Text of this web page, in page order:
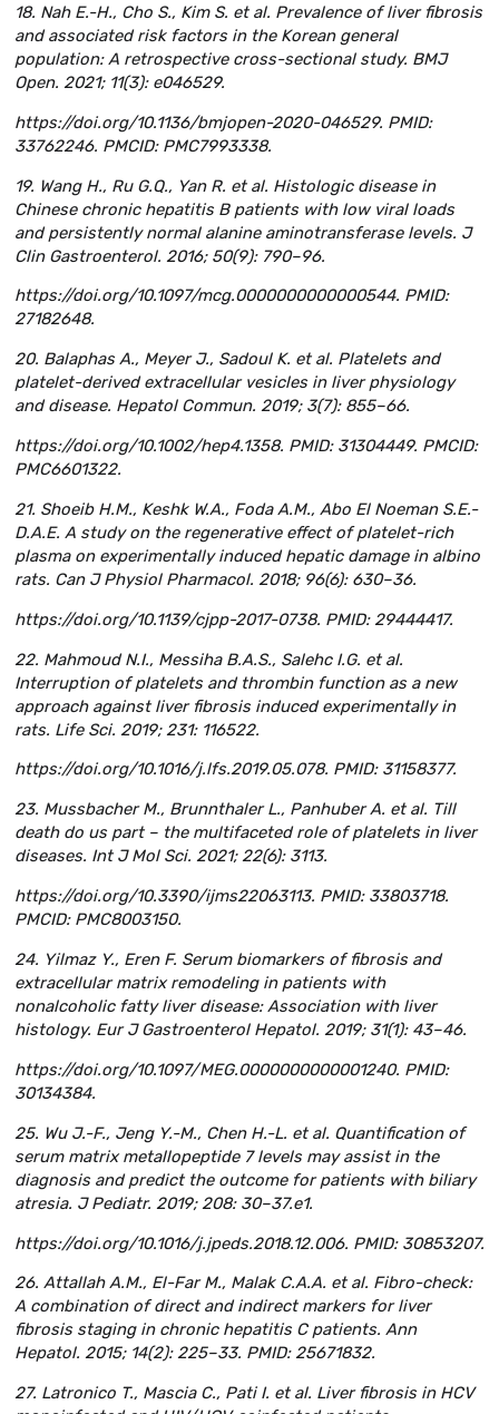
18. Nah E.-H., Cho S., Kim S. et al. Prevalence of liver fibrosis
and associated risk factors in the Korean general
population: A retrospective cross-sectional study. BMJ
Open. 2021; 11(3): e046529.
https://doi.org/10.1136/bmjopen-2020-046529. PMID:
33762246. PMCID: PMC7993338.
19. Wang H., Ru G.Q., Yan R. et al. Histologic disease in
Chinese chronic hepatitis B patients with low viral loads
and persistently normal alanine aminotransferase levels. J
Clin Gastroenterol. 2016; 50(9): 790–96.
https://doi.org/10.1097/mcg.0000000000000544. PMID:
27182648.
20. Balaphas A., Meyer J., Sadoul K. et al. Platelets and
platelet-derived extracellular vesicles in liver physiology
and disease. Hepatol Commun. 2019; 3(7): 855–66.
https://doi.org/10.1002/hep4.1358. PMID: 31304449. PMCID:
PMC6601322.
21. Shoeib H.M., Keshk W.A., Foda A.M., Abo El Noeman S.E.-
D.A.E. A study on the regenerative effect of platelet-rich
plasma on experimentally induced hepatic damage in albino
rats. Can J Physiol Pharmacol. 2018; 96(6): 630–36.
https://doi.org/10.1139/cjpp-2017-0738. PMID: 29444417.
22. Mahmoud N.I., Messiha B.A.S., Salehc I.G. et al.
Interruption of platelets and thrombin function as a new
approach against liver fibrosis induced experimentally in
rats. Life Sci. 2019; 231: 116522.
https://doi.org/10.1016/j.lfs.2019.05.078. PMID: 31158377.
23. Mussbacher M., Brunnthaler L., Panhuber A. et al. Till
death do us part – the multifaceted role of platelets in liver
diseases. Int J Mol Sci. 2021; 22(6): 3113.
https://doi.org/10.3390/ijms22063113. PMID: 33803718.
PMCID: PMC8003150.
24. Yilmaz Y., Eren F. Serum biomarkers of fibrosis and
extracellular matrix remodeling in patients with
nonalcoholic fatty liver disease: Association with liver
histology. Eur J Gastroenterol Hepatol. 2019; 31(1): 43–46.
https://doi.org/10.1097/MEG.0000000000001240. PMID:
30134384.
25. Wu J.-F., Jeng Y.-M., Chen H.-L. et al. Quantification of
serum matrix metallopeptide 7 levels may assist in the
diagnosis and predict the outcome for patients with biliary
atresia. J Pediatr. 2019; 208: 30–37.e1.
https://doi.org/10.1016/j.jpeds.2018.12.006. PMID: 30853207.
26. Attallah A.M., El-Far M., Malak C.A.A. et al. Fibro-check:
A combination of direct and indirect markers for liver
fibrosis staging in chronic hepatitis C patients. Ann
Hepatol. 2015; 14(2): 225–33. PMID: 25671832.
27. Latronico T., Mascia C., Pati I. et al. Liver fibrosis in HCV